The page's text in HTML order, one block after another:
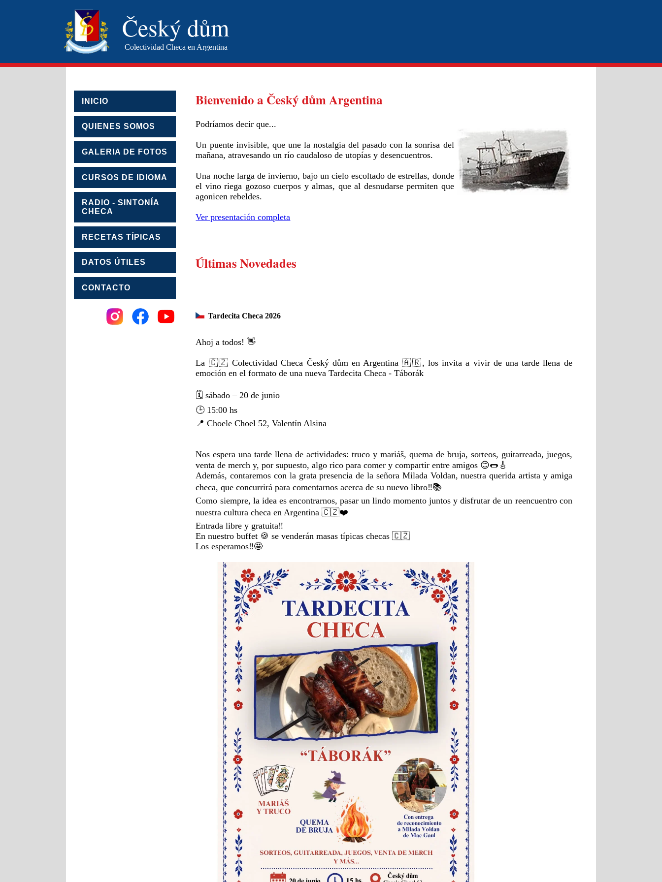
Český dům
Colectividad Checa en Argentina
INICIO
QUIENES SOMOS
GALERIA DE FOTOS
CURSOS DE IDIOMA
RADIO - SINTONÍA
CHECA
RECETAS TÍPICAS
DATOS ÚTILES
CONTACTO
Bienvenido a Český dům Argentina
Podríamos decir que...
Un puente invisible, que une la nostalgia del pasado con la sonrisa del
mañana, atravesando un río caudaloso de utopías y desencuentros.
Una noche larga de invierno, bajo un cielo escoltado de estrellas, donde
el vino riega gozoso cuerpos y almas, que al desnudarse permiten que
agonicen rebeldes.
Ver presentación completa
Últimas Novedades
Tardecita Checa 2026
Ahoj a todos! 👋
La 🇨🇿 Colectividad Checa Český dům en Argentina 🇦🇷, los invita a vivir de una tarde llena de
emoción en el formato de una nueva Tardecita Checa - Táborák
🗓️ sábado – 20 de junio
🕒 15:00 hs
📍 Choele Choel 52, Valentín Alsina
Nos espera una tarde llena de actividades: truco y mariáš, quema de bruja, sorteos, guitarreada, juegos,
venta de merch y, por supuesto, algo rico para comer y compartir entre amigos 😊🌭🎸
Además, contaremos con la grata presencia de la señora Milada Voldan, nuestra querida artista y amiga
checa, que concurrirá para comentarnos acerca de su nuevo libro‼️📚
Como siempre, la idea es encontrarnos, pasar un lindo momento juntos y disfrutar de un reencuentro con
nuestra cultura checa en Argentina 🇨🇿❤️
Entrada libre y gratuita‼️
En nuestro buffet 🍪 se venderán masas típicas checas 🇨🇿
Los esperamos‼️🤩